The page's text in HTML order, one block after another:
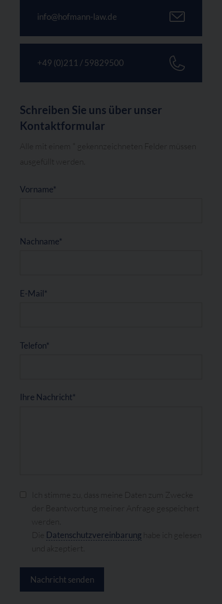
info@hofmann-law.de
+49 (0)211 / 59829500
Schreiben Sie uns über unser
Kontaktformular
Alle mit einem * gekennzeichneten Felder müssen
ausgefüllt werden.
Vorname*
Nachname*
E-Mail*
Telefon*
Ihre Nachricht*
Ich stimme zu, dass meine Daten zum Zwecke
der Beantwortung meiner Anfrage gespeichert
werden.
Die Datenschutzvereinbarung habe ich gelesen
und akzeptiert.
label(Bitte nicht ausfüllen)
Nachricht senden